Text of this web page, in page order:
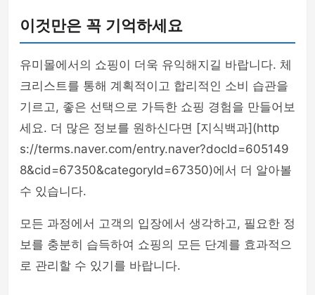
이것만은 꼭 기억하세요
유미몰에서의 쇼핑이 더욱 유익해지길 바랍니다. 체
크리스트를 통해 계획적이고 합리적인 소비 습관을
기르고, 좋은 선택으로 가득한 쇼핑 경험을 만들어보
세요. 더 많은 정보를 원하신다면 [지식백과](http
s://terms.naver.com/entry.naver?docId=605149
8&cid=67350&categoryId=67350)에서 더 알아볼
수 있습니다.
모든 과정에서 고객의 입장에서 생각하고, 필요한 정
보를 충분히 습득하여 쇼핑의 모든 단계를 효과적으
로 관리할 수 있기를 바랍니다.